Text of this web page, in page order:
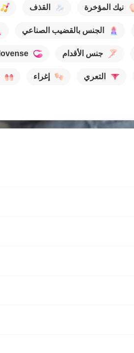
نيك المؤخرة القذف
الجنس بالقضيب الصناعي
جنس الأقدام lovense
التعري إغراء